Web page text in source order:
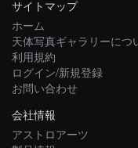
サイトマップ
ホーム
天体写真ギャラリーにつ
利用規約
ログイン/新規登録
お問い合わせ
会社情報
アストロアーツ